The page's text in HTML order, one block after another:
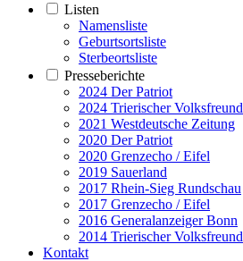
Listen
Namensliste
Geburtsortsliste
Sterbeortsliste
Presseberichte
2024 Der Patriot
2024 Trierischer Volksfreund
2021 Westdeutsche Zeitung
2020 Der Patriot
2020 Grenzecho / Eifel
2019 Sauerland
2017 Rhein-Sieg Rundschau
2017 Grenzecho / Eifel
2016 Generalanzeiger Bonn
2014 Trierischer Volksfreund
Kontakt